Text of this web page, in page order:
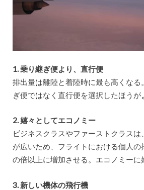
1. 乗り継ぎ便より、直行便
排出量は離陸と着陸時に最も高くなる
ぎ便ではなく直行便を選択したほうが
2. 嬉々としてエコノミー
ビジネスクラスやファーストクラス
が広いため、フライトにおける個人の
の倍以上に増加させる。エコノミーに
3. 新しい機体の飛行機